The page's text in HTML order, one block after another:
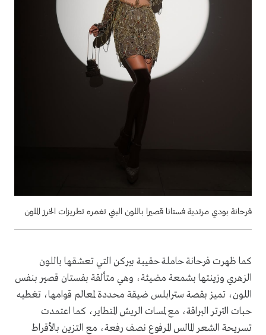
فرحانة بودي مرتدية فستانا قصيرا باللون البني تغمره تطريزات الخرز الملون
كما ظهرت فرحانة حاملة حقيبة بيركن التي تعشقها باللون
الزهري وزينتها بشمعة مضيئة، وهي متألقة بفستان قصير بنفس
اللون، تميز بقصة سترابلس ضيقة محددة لمعالم قوامها، تغطيه
حبات الترتر البراقة، مع لمسات الريش المتطاير، كما اعتمدت
تسريحة الشعر المالس المرفوع نصف رفعة، مع التزين بالأقراط